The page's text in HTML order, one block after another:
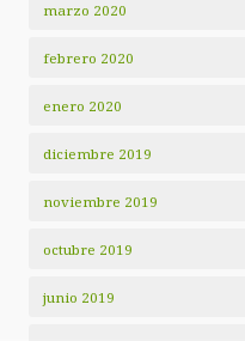
marzo 2020
febrero 2020
enero 2020
diciembre 2019
noviembre 2019
octubre 2019
junio 2019